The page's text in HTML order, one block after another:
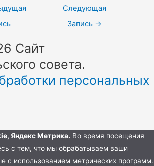
Следующая
Запись →
Сайт
совета.
персональных
Яндекс Метрика. Во время посещения
с тем, что мы обрабатываем ваши
с использованием метрических программ.